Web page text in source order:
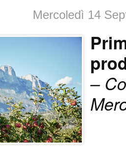
Mercoledì 14
–